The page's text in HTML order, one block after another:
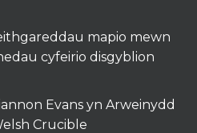
mapio mewn
cyfeirio disgyblion
Evans yn Arweinydd
Crucible